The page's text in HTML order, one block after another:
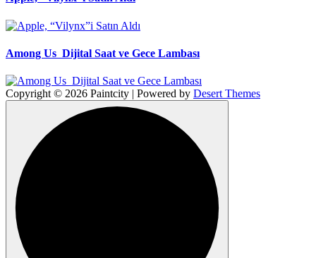
Among Us Dijital Saat ve Gece Lambası
Copyright © 2026 Paintcity | Powered by Desert Themes